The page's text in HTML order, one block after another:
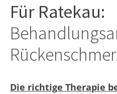
Für Ratekau:
Die richtige Therapie